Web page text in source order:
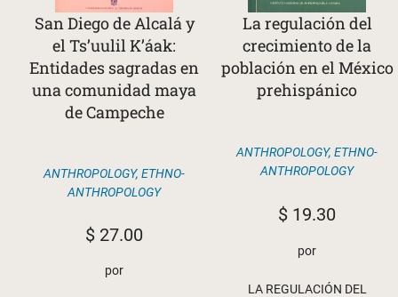
San Diego de Alcalá y
el Ts’uulil K’áak:
Entidades sagradas en
una comunidad maya
de Campeche
ANTHROPOLOGY,ETHNO-
ANTHROPOLOGY
$ 27.00
por
La regulación del
crecimiento de la
población en el México
prehispánico
ANTHROPOLOGY,ETHNO-
ANTHROPOLOGY
$ 19.30
por
LA REGULACIÓN DEL